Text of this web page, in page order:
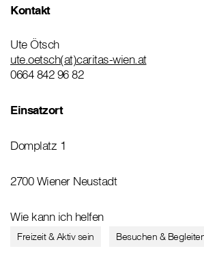
Kontakt
Ute Ötsch
ute.oetsch(at)caritas-wien.at
0664 842 96 82
Einsatzort
Domplatz 1
2700 Wiener Neustadt
Wie kann ich helfen
Freizeit & Aktiv sein Besuchen &